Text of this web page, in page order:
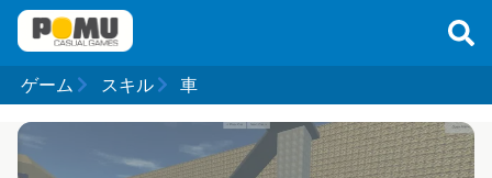
ゲーム スキル 車